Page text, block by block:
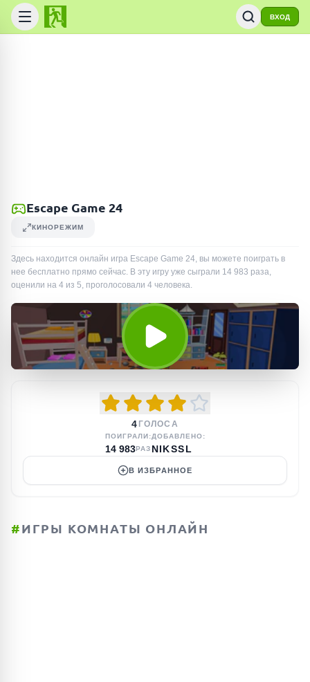
ВХОД
Escape Game 24
КИНОРЕЖИМ
Здесь находится онлайн игра Escape Game 24, вы можете поиграть в
нее бесплатно прямо сейчас. В эту игру уже сыграли 14 983 раза,
оценили на 4 из 5, проголосовали 4 человека.
4 ГОЛОСА
ПОИГРАЛИ:
14 983РАЗ
ДОБАВЛЕНО:
NIKSSL
В ИЗБРАННОЕ
#ИГРЫ КОМНАТЫ ОНЛАЙН